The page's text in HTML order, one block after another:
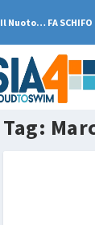
Il Nuoto… FA SCHIFO
Tag: